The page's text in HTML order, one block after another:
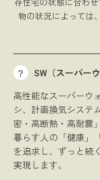
物の状況によっては
SW（スーパー
高性能なスーパーウ
シ、計画換気システ
密・高断熱・高耐震
暮らす人の「健康」
を追求し、ずっと続
実現します。